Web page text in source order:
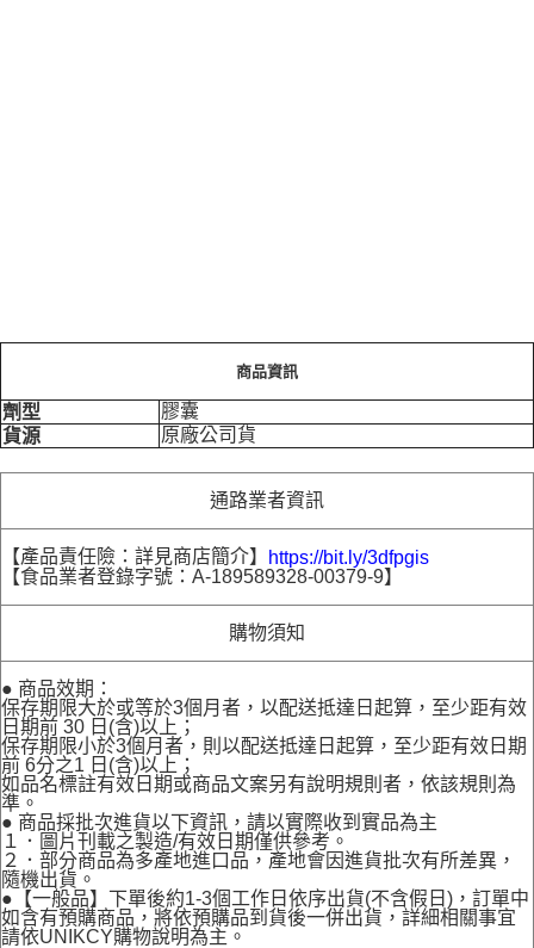
商品資訊
劑型
膠囊
貨源
原廠公司貨
通路業者資訊
【產品責任險：詳見商店簡介】
https://bit.ly/3dfpgis
【食品業者登錄字號：A-189589328-00379-9】
購物須知
● 商品效期：
保存期限大於或等於3個月者，以配送抵達日起算，至少距有效
日期前 30 日(含)以上；
保存期限小於3個月者，則以配送抵達日起算，至少距有效日期
前 6分之1 日(含)以上；
如品名標註有效日期或商品文案另有說明規則者，依該規則為
準。
● 商品採批次進貨以下資訊，請以實際收到實品為主
１．圖片刊載之製造/有效日期僅供參考。
２．部分商品為多產地進口品，產地會因進貨批次有所差異，
隨機出貨。
●【一般品】下單後約1-3個工作日依序出貨(不含假日)，訂單中
如含有預購商品，將依預購品到貨後一併出貨，詳細相關事宜
請依UNIKCY購物說明為主。